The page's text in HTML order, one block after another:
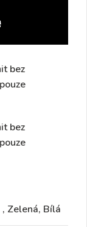
bez
bez
, Zelená, Bílá